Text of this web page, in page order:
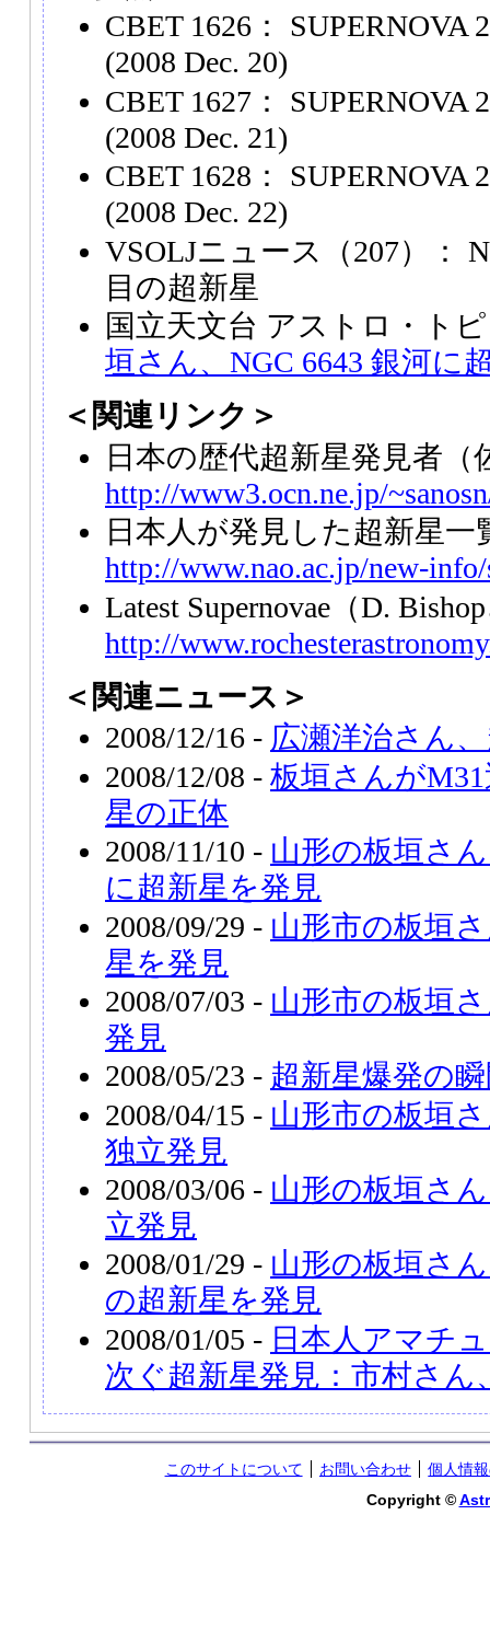
CBET 1626： SUPERNOVA
(2008 Dec. 20)
CBET 1627： SUPERNOVA
(2008 Dec. 21)
CBET 1628： SUPERNOVA
(2008 Dec. 22)
VSOLJニュース（207）：
目の超新星
国立天文台 アストロ・ト
垣さん、NGC 6643 銀河に
＜関連リンク＞
日本の歴代超新星発見者（
http://www3.ocn.ne.jp/
日本人が発見した超新星一
http://www.nao.ac.jp/new-
Latest Supernovae（D.
http://
＜関連ニュース＞
2008/12/16 - 広瀬洋治さん
2008/12/08 - 板垣さんが
星の正体
2008/11/10 - 山形の板垣さ
に超新星を発見
2008/09/29 - 山形市の板垣
星を発見
2008/07/03 - 山形市の板垣
発見
2008/05/23 - 超新星爆発の
2008/04/15 - 山形市の板垣
独立発見
2008/03/06 - 山形の板垣さ
立発見
2008/01/29 - 山形の板垣さ
の超新星を発見
2008/01/05 - 日本人アマチ
次ぐ超新星発見：市村さん
このサイトについて お問い合わせ
個人情
Copyright ©